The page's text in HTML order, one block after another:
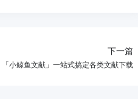
下一篇
「小鲸鱼文献」一站式搞定各类文献下载